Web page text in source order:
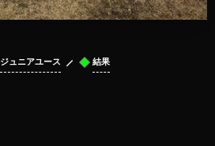
ジュニアユース 結果